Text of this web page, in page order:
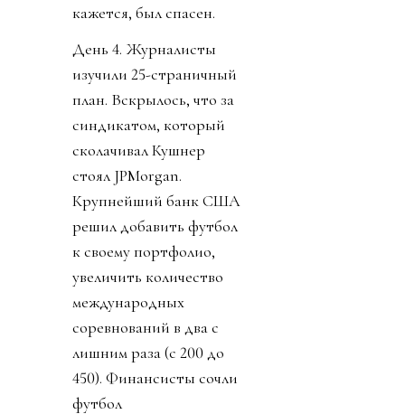
кажется, был спасен.
День 4. Журналисты
изучили 25-страничный
план. Вскрылось, что за
синдикатом, который
сколачивал Кушнер
стоял JPMorgan.
Крупнейший банк США
решил добавить футбол
к своему портфолио,
увеличить количество
международных
соревнований в два с
лишним раза (с 200 до
450). Финансисты сочли
футбол